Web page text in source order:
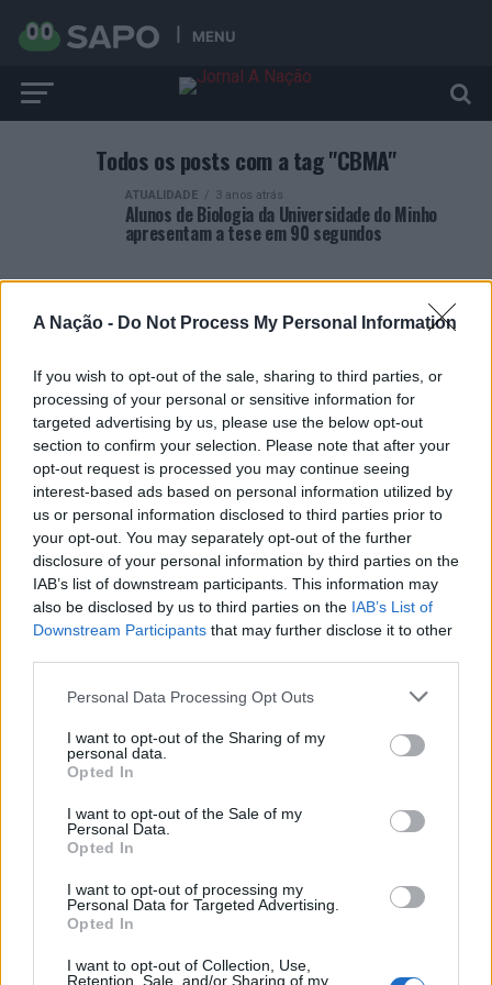
A Nação - Do Not Process My Personal Information
If you wish to opt-out of the sale, sharing to third parties, or
processing of your personal or sensitive information for
targeted advertising by us, please use the below opt-out
section to confirm your selection. Please note that after your
opt-out request is processed you may continue seeing
interest-based ads based on personal information utilized by
us or personal information disclosed to third parties prior to
your opt-out. You may separately opt-out of the further
disclosure of your personal information by third parties on the
IAB’s list of downstream participants. This information may
also be disclosed by us to third parties on the IAB’s List of
Downstream Participants that may further disclose it to other
Personal Data Processing Opt Outs
I want to opt-out of the Sharing of my
personal data.
Opted In
I want to opt-out of the Sale of my
Personal Data.
Opted In
I want to opt-out of processing my
Personal Data for Targeted Advertising.
Opted In
I want to opt-out of Collection, Use,
Retention, Sale, and/or Sharing of my
MENU
Todos os posts com a tag "CBMA"
ATUALIDADE 3 anos atrás
Alunos de Biologia da Universidade do Minho
apresentam a tese em 90 segundos
ARTIGOS RECENTES
Covilhã: Especialista aponta investimento estrangeiro e
valorização imobiliária como motores do crescimento da
Beira Interior
Rio de Janeiro: Governo do Estado propõe parceria com a
FUNCEX para “reforçar inteligência sobre comércio
Esposende acolhe festival de kitesurf
EMEC celebra a conclusão de mais um Curso de
Educação e Formação de Adultos na Escola de Tecnologia
e Gestão de Barcelos
ÚLTIMAS
ATUALIDADE 4 horas atrás